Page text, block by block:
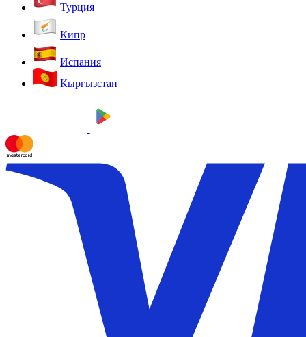
Турция
Кипр
Испания
Кыргызстан